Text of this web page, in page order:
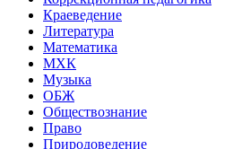
Краеведение
Литература
Математика
МХК
Музыка
ОБЖ
Обществознание
Право
Природоведение